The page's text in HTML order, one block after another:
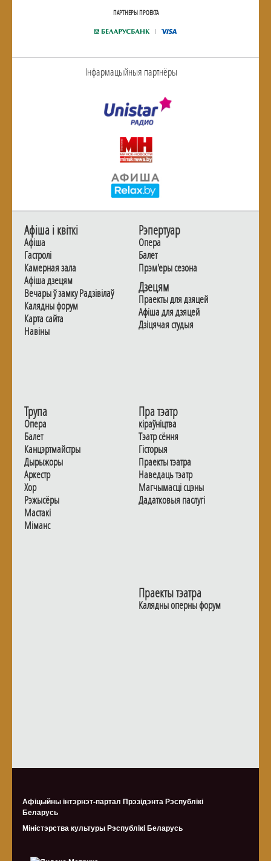
ПАРТНЕРЫ ПРОЕКТА
Інфармацыйныя партнёры
Афiша i квiткi
Афiша
Гастролi
Камерная зала
Афiша дзецям
Вечары ў замку Радзiвiлаў
Калядны форум
Карта сайта
Навiны
Рэпертуар
Опера
Балет
Прэм'еры сезона
Дзецям
Праекты для дзяцей
Афiша для дзяцей
Дзiцячая студыя
Трупа
Опера
Балет
Канцэртмайстры
Дырыжоры
Аркестр
Хор
Рэжысёры
Мастакі
Мiманс
Пра тэатр
кіраўніцтва
Тэатр сёння
Гiсторыя
Праекты тэатра
Наведаць тэатр
Магчымасцi сцэны
Дадаткoвыя паслугi
Праекты тэатра
Калядны оперны форум
Афіцыйны інтэрнэт-партал Прэзідэнта Рэспублікі
Беларусь
Міністэрства культуры Рэспублiкi Беларусь